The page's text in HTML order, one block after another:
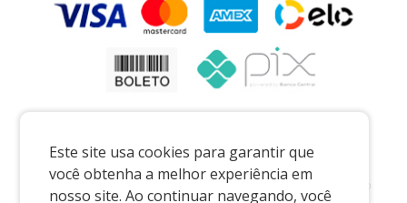
Este site usa cookies para garantir que
você obtenha a melhor experiência em
nosso site. Ao continuar navegando, você
Preços e condições exclusivos para o casadaporcelana.com.br e para o